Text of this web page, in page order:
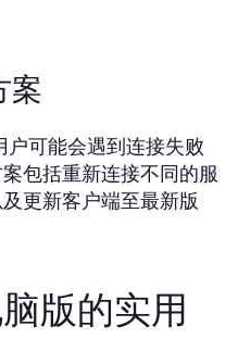
案
可能会遇到连接失败
包括重新连接不同的服
更新客户端至最新版
版的实用